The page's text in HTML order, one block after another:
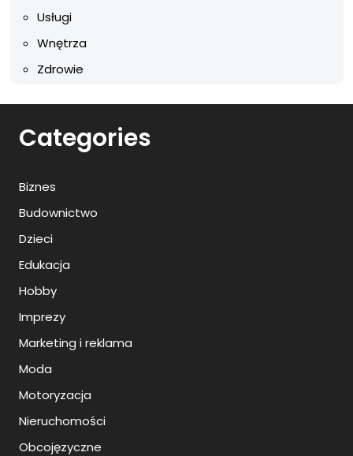
Usługi
Wnętrza
Zdrowie
Categories
Biznes
Budownictwo
Dzieci
Edukacja
Hobby
Imprezy
Marketing i reklama
Moda
Motoryzacja
Nieruchomości
Obcojęzyczne